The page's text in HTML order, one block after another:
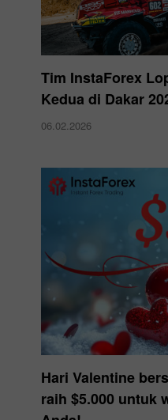
Tim InstaForex
Kedua di Dakar
06.02.2026
Hari Valentine
raih $5.000 untuk